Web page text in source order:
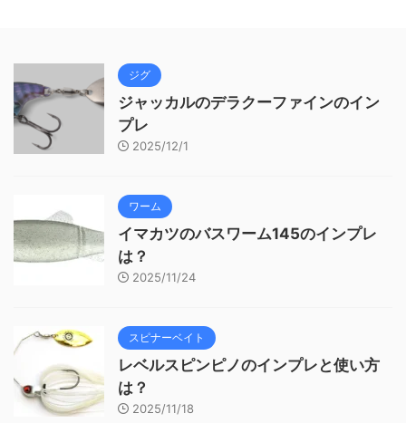
ジグ
ジャッカルのデラクーファインのイン
プレ
2025/12/1
ワーム
イマカツのバスワーム145のインプレ
は？
2025/11/24
スピナーベイト
レベルスピンピノのインプレと使い方
は？
2025/11/18